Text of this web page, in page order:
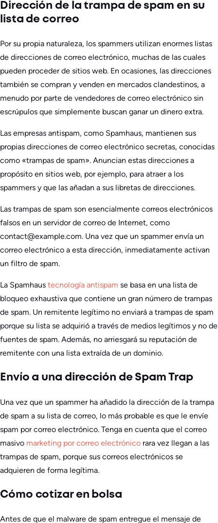
Dirección de la trampa de spam en su
lista de correo
Por su propia naturaleza, los spammers utilizan enormes listas
de direcciones de correo electrónico, muchas de las cuales
pueden proceder de sitios web. En ocasiones, las direcciones
también se compran y venden en mercados clandestinos, a
menudo por parte de vendedores de correo electrónico sin
escrúpulos que simplemente buscan ganar un dinero extra.
Las empresas antispam, como Spamhaus, mantienen sus
propias direcciones de correo electrónico secretas, conocidas
como «trampas de spam». Anuncian estas direcciones a
propósito en sitios web, por ejemplo, para atraer a los
spammers y que las añadan a sus libretas de direcciones.
Las trampas de spam son esencialmente correos electrónicos
falsos en un servidor de correo de Internet, como
contact@example.com. Una vez que un spammer envía un
correo electrónico a esta dirección, inmediatamente activan
un filtro de spam.
La Spamhaus tecnología antispam se basa en una lista de
bloqueo exhaustiva que contiene un gran número de trampas
de spam. Un remitente legítimo no enviará a trampas de spam
porque su lista se adquirió a través de medios legítimos y no de
fuentes de spam. Además, no arriesgará su reputación de
remitente con una lista extraída de un dominio.
Envío a una dirección de Spam Trap
Una vez que un spammer ha añadido la dirección de la trampa
de spam a su lista de correo, lo más probable es que le envíe
spam por correo electrónico. Tenga en cuenta que el correo
masivo marketing por correo electrónico rara vez llegan a las
trampas de spam, porque sus correos electrónicos se
adquieren de forma legítima.
Cómo cotizar en bolsa
Antes de que el malware de spam entregue el mensaje de